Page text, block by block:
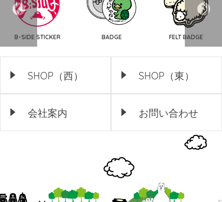
B-SIDE STICKER BADGE FELT BADGE
SHOP（西） SHOP（東）
会社案内 お問い合わせ